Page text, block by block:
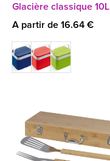
Glacière classique 10L
A partir de 16.64 €